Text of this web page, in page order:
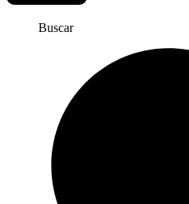
Buscar